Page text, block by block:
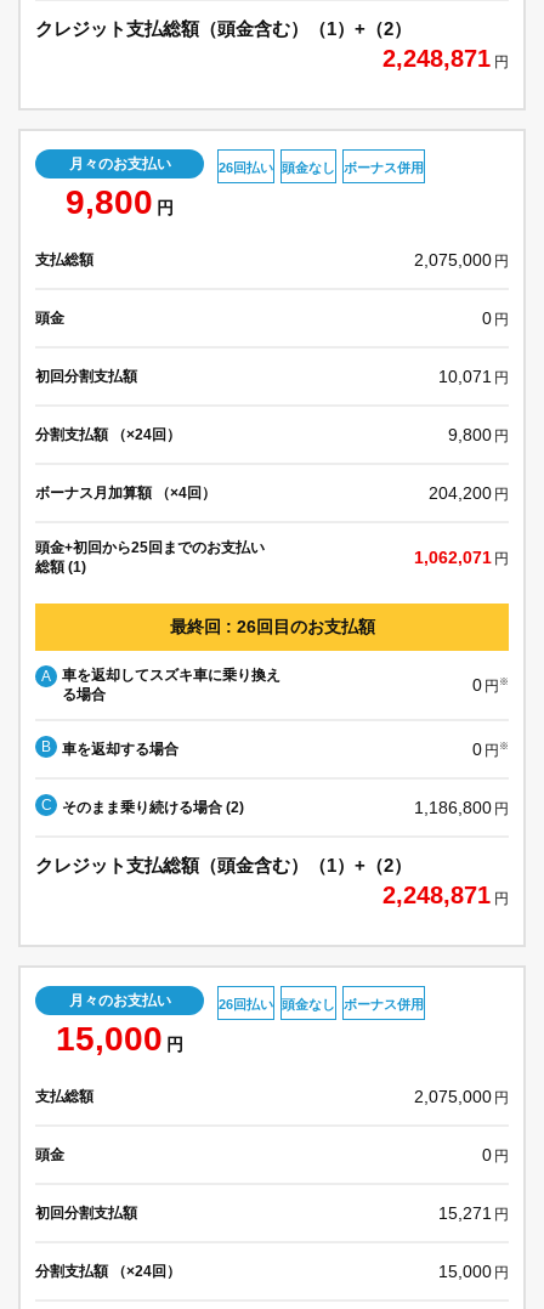
クレジット支払総額（頭金含む）（1）+（2）
2,248,871 円
月々のお支払い
9,800 円
26回払い 頭金なし ボーナス併用
支払総額 2,075,000 円
頭金 0 円
初回分割支払額 10,071 円
分割支払額 （×24回） 9,800 円
ボーナス月加算額 （×4回） 204,200 円
頭金+初回から25回までのお支払い
総額 (1)
1,062,071 円
最終回 : 26回目のお支払額
A
車を返却してスズキ車に乗り換え
る場合
0 円 ※
B 車を返却する場合 0 円 ※
C そのまま乗り続ける場合 (2) 1,186,800 円
クレジット支払総額（頭金含む）（1）+（2）
2,248,871 円
月々のお支払い
15,000 円
26回払い 頭金なし ボーナス併用
支払総額 2,075,000 円
頭金 0 円
初回分割支払額 15,271 円
分割支払額 （×24回） 15,000 円